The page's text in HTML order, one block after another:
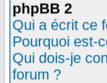
phpBB 2
Qui a écrit ce
Pourquoi est-
Qui dois-je
forum ?